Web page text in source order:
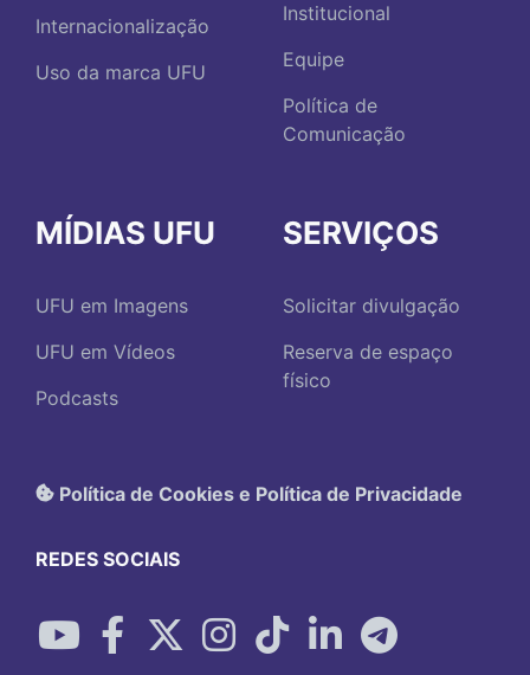
Internacionalização
Uso da marca UFU
Institucional
Equipe
Política de
Comunicação
MÍDIAS UFU
UFU em Imagens
UFU em Vídeos
Podcasts
SERVIÇOS
Solicitar divulgação
Reserva de espaço
físico
Política de Cookies e Política de Privacidade
REDES SOCIAIS